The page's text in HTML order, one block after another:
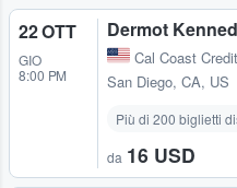
22 OTT
GIO
8:00 PM
Dermot
Cal Coast
San Diego, CA, US
Più di 200 biglietti
da 16 USD